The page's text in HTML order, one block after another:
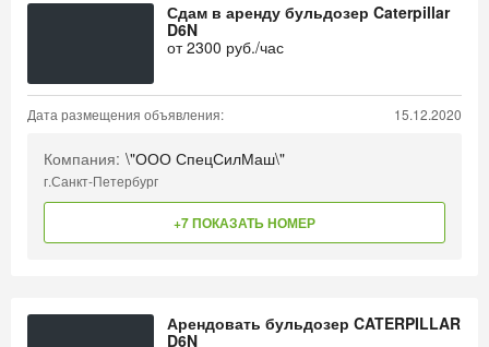
Сдам в аренду бульдозер Caterpillar
D6N
от2300 руб./час
Дата размещения объявления: 15.12.2020
Компания: \"ООО СпецСилМаш\"
г.Санкт-Петербург
+7 ПОКАЗАТЬ НОМЕР
Арендовать бульдозер CATERPILLAR
D6N